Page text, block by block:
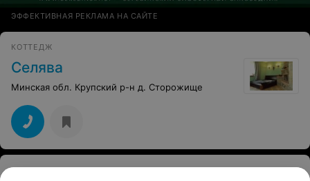
ЭФФЕКТИВНАЯ РЕКЛАМА НА САЙТЕ
КОТТЕДЖ
Селява
Минская обл. Крупский р-н д. Сторожище
КЕМПИНГИ